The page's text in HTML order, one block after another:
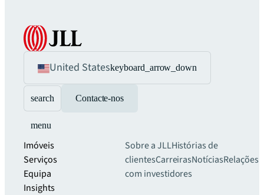
United Stateskeyboard_arrow_down
search Contacte-nos
menu
Imóveis
Serviços
Equipa
Insights
Sobre a JLLHistórias de
clientesCarreirasNotíciasRelações
com investidores